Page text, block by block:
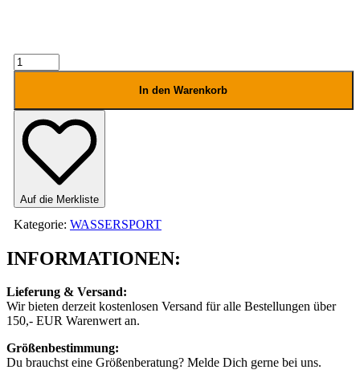
MYSTIC
Poncho
In den Warenkorb
Auf die Merkliste
Kategorie: WASSERSPORT
INFORMATIONEN:
Lieferung & Versand:
Wir bieten derzeit kostenlosen Versand für alle Bestellungen über
150,- EUR Warenwert an.
Größenbestimmung:
Du brauchst eine Größenberatung? Melde Dich gerne bei uns.